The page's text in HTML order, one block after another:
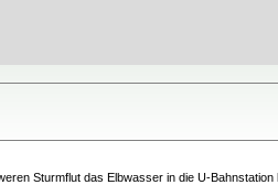
Sturmflut das Elbwasser in die U-Bahnstation